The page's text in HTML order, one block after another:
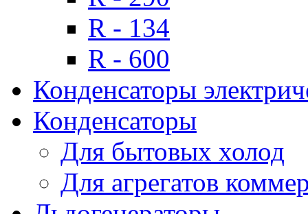
R - 134
R - 600
Конденсаторы
Конденсаторы
Для бытовых холод
Для агрегатов